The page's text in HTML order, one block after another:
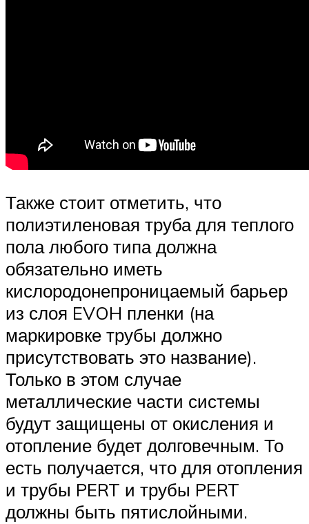
Также стоит отметить, что
полиэтиленовая труба для теплого
пола любого типа должна
обязательно иметь
кислородонепроницаемый барьер
из слоя EVOH пленки (на
маркировке трубы должно
присутствовать это название).
Только в этом случае
металлические части системы
будут защищены от окисления и
отопление будет долговечным. То
есть получается, что для отопления
и трубы PERT и трубы PERT
должны быть пятислойными.